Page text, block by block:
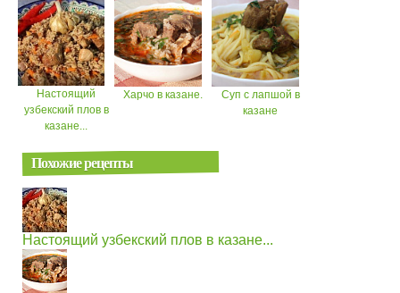
Настоящий
узбекский плов в
казане...
Харчо в казане.
Суп с лапшой в
казане
Похожие рецепты
Настоящий узбекский плов в казане...